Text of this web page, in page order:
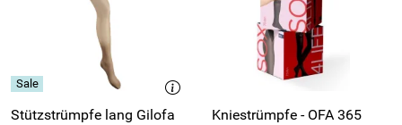
Stützstrümpfe lang Gilofa
Kniestrümpfe - OFA 365